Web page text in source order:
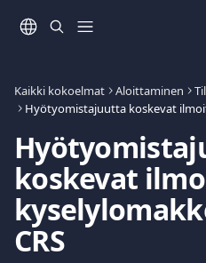
Kaikki kokoelmat Aloittaminen
koskevat
CRS